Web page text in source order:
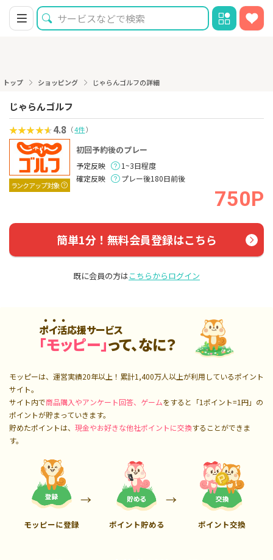
トップ ショッピング じゃらんゴルフの詳細
じゃらんゴルフ
4.8 （4件）
ランクアップ対象
初回予約後のプレー
予定反映
1~3日程度
確定反映
プレー後180日前後
750P
簡単1分！無料会員登録はこちら
既に会員の方はこちらからログイン
ポイ活応援サービス
「モッピー」って、なに？
モッピーは、運営実績20年以上！累計1,400万人以上が利用しているポイント
サイト。
サイト内で商品購入やアンケート回答、ゲームをすると「1ポイント=1円」の
ポイントが貯まっていきます。
貯めたポイントは、 現金やお好きな他社ポイントに交換することができま
す。
モッピーに登録 ポイント貯める ポイント交換